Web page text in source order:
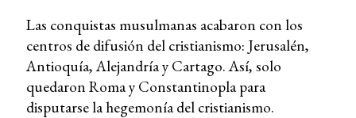
Las conquistas musulmanas acabaron con los
centros de difusión del cristianismo: Jerusalén,
Antioquía, Alejandría y Cartago. Así, solo
quedaron Roma y Constantinopla para
disputarse la hegemonía del cristianismo.